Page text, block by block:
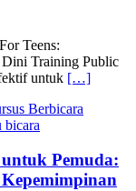
Teens:
Dini Training Public
untuk […]
Pemuda: